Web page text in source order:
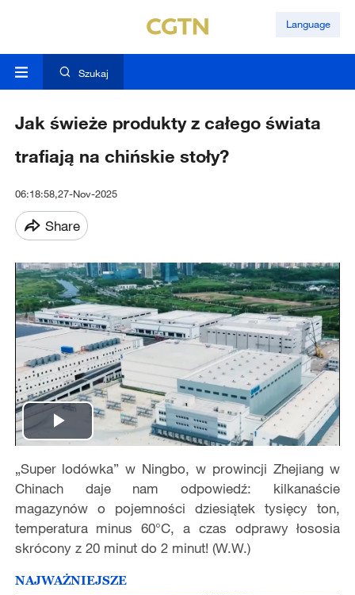
Language
Szukaj
Jak świeże produkty z całego świata
trafiają na chińskie stoły?
06:18:58,27-Nov-2025
Share
Play
Video
„Super lodówka” w Ningbo, w prowincji Zhejiang w
Chinach daje nam odpowiedź: kilkanaście
magazynów o pojemności dziesiątek tysięcy ton,
temperatura minus 60°C, a czas odprawy łososia
skrócony z 20 minut do 2 minut! (W.W.)
NAJWAŻNIEJSZE